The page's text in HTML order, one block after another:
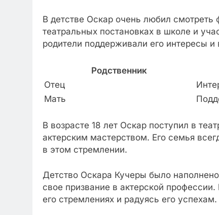
В детстве Оскар очень любил
театральных постановках в школе и
родители поддерживали его интересы
Родственник
Отец
Мать
В возрасте 18 лет Оскар поступил в
актерским мастерством. Его семья
в этом стремлении.
Детство Оскара Кучеры было
свое призвание в актерской
его стремлениях и радуясь его успехам.